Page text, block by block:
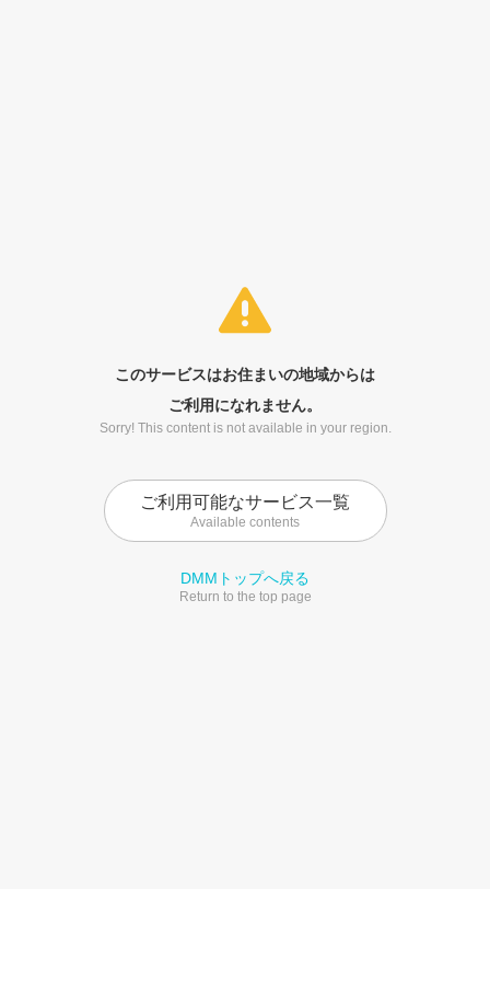
このサービスはお住まいの地域からは
ご利用になれません。
Sorry! This content is not available in your region.
ご利用可能なサービス一覧
Available contents
DMMトップへ戻る
Return to the top page